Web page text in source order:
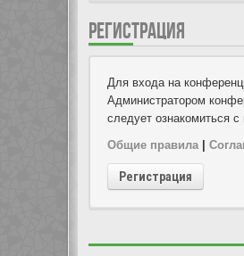
РЕГИСТРАЦИЯ
Для входа на
Администратором
следует ознакомиться
Общие правила|
Регистрация